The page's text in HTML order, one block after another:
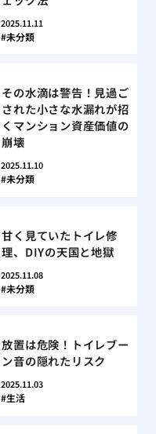
2025.11.11
未分類
その水滴は警告！見過ご
された小さな水漏れが招
くマンション資産価値の
崩壊
2025.11.10
未分類
甘く見ていたトイレ修
理、DIYの天国と地獄
2025.11.08
未分類
放置は危険！トイレブー
ン音の隠れたリスク
2025.11.03
生活